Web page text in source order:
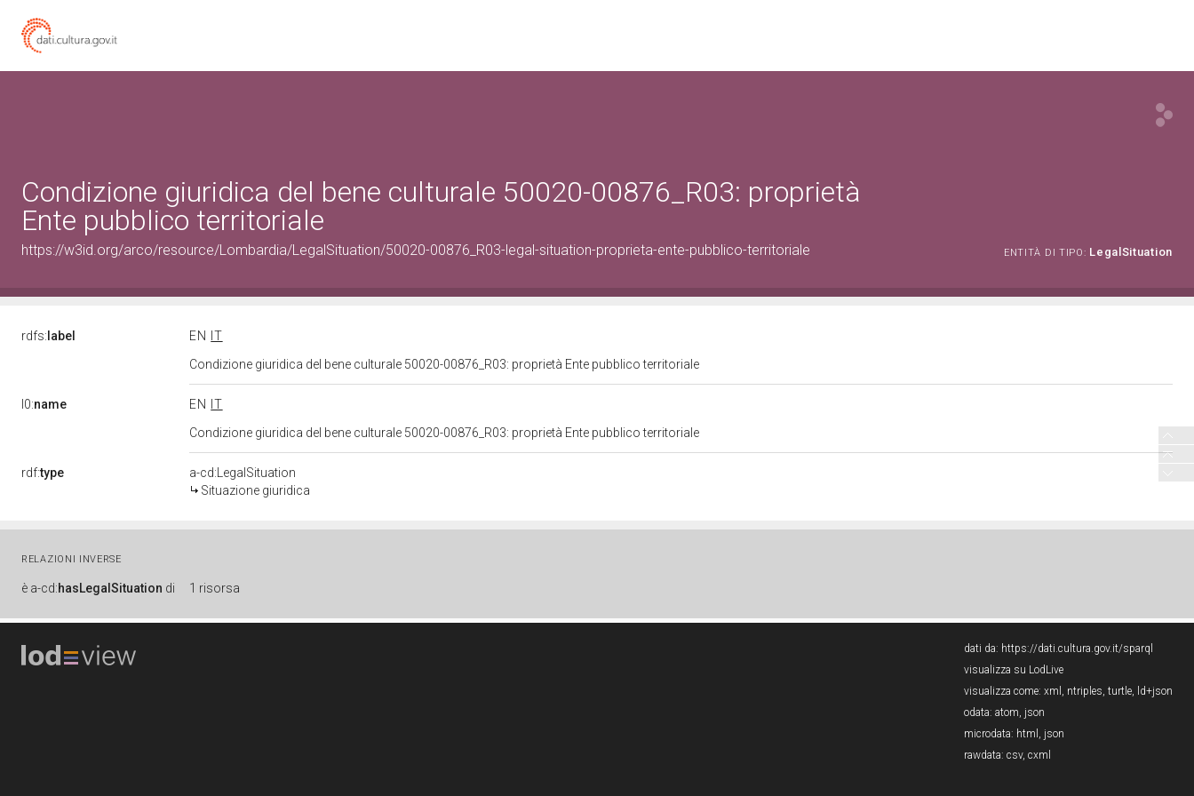
Condizione giuridica del bene culturale 50020-00876_R03: proprietà
Ente pubblico territoriale
https://w3id.org/arco/resource/Lombardia/LegalSituation/50020-00876_R03-legal-situation-proprieta-ente-pubblico-territoriale ENTITÀ DI TIPO: LegalSituation
rdfs: label EN
IT
Condizione giuridica del bene culturale 50020-00876_R03: proprietà Ente pubblico territoriale
l0:name EN
IT
Condizione giuridica del bene culturale 50020-00876_R03: proprietà Ente pubblico territoriale
rdf:type
a-cd:LegalSituation
Situazione giuridica
RELAZIONI INVERSE
è a-cd:hasLegalSituation di 1 risorsa
dati da: https://dati.cultura.gov.it/sparql
visualizza su LodLive
visualizza come: xml , ntriples, turtle, ld+json
odata: atom, json
microdata: html , json
rawdata: csv, cxml